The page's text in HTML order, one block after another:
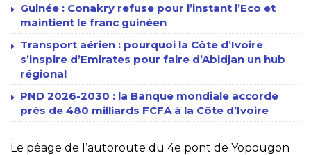
Guinée : Conakry refuse pour l’instant l’Eco et
maintient le franc guinéen
Transport aérien : pourquoi la Côte d’Ivoire
s’inspire d’Emirates pour faire d’Abidjan un hub
régional
PND 2026-2030 : la Banque mondiale accorde
près de 480 milliards FCFA à la Côte d’Ivoire
Le péage de l’autoroute du 4e pont de Yopougon